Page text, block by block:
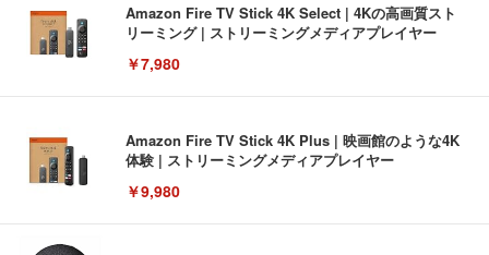
Amazon Fire TV Stick 4K Select | 4Kの高画質スト
リーミング | ストリーミングメディアプレイヤー
￥7,980
Amazon Fire TV Stick 4K Plus | 映画館のような4K
体験 | ストリーミングメディアプレイヤー
￥9,980